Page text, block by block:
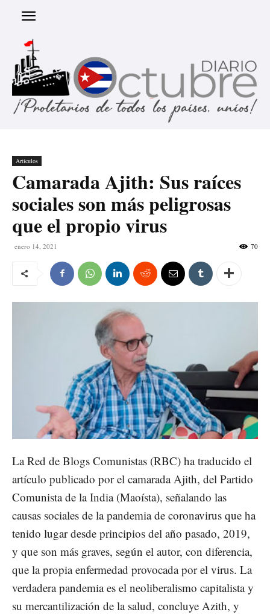
Artículos
Camarada Ajith: Sus raíces
sociales son más peligrosas
que el propio virus
enero 14, 2021 70
La Red de Blogs Comunistas (RBC) ha traducido el
artículo publicado por el camarada Ajith, del Partido
Comunista de la India (Maoísta), señalando las
causas sociales de la pandemia de coronavirus que ha
tenido lugar desde principios del año pasado, 2019,
y que son más graves, según el autor, con diferencia,
que la propia enfermedad provocada por el virus. La
verdadera pandemia es el neoliberalismo capitalista y
su mercantilización de la salud, concluye Azith, y